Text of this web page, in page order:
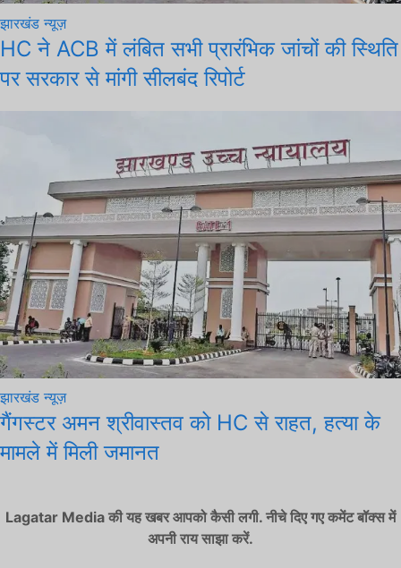
झारखंड न्यूज़
HC ने ACB में लंबित सभी प्रारंभिक जांचों की स्थिति
पर सरकार से मांगी सीलबंद रिपोर्ट
झारखंड न्यूज़
गैंगस्टर अमन श्रीवास्तव को HC से राहत, हत्या के
मामले में मिली जमानत
Lagatar Media की यह खबर आपको कैसी लगी. नीचे दिए गए कमेंट बॉक्स में
अपनी राय साझा करें.